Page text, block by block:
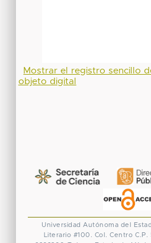
Mostrar el registro sencillo
objeto digital
Universidad Autónoma del
Literario #100. Col. Centro C.P.